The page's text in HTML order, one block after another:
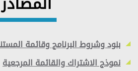
بنود وشروط البرنامج وقائمة
نموذج الاشتراك والقائمة المرجعية